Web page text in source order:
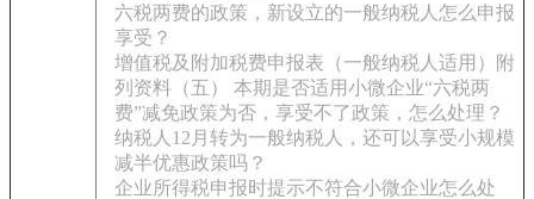
六税两费的政策，新设立的一般纳税人怎么申报
享受？
增值税及附加税费申报表（一般纳税人适用）附
列资料（五） 本期是否适用小微企业“六税两
费”减免政策为否，享受不了政策，怎么处理？
纳税人12月转为一般纳税人，还可以享受小规模
减半优惠政策吗？
企业所得税申报时提示不符合小微企业怎么处